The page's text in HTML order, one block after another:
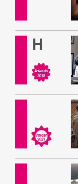
H
Awards
2018
Vinder
2021